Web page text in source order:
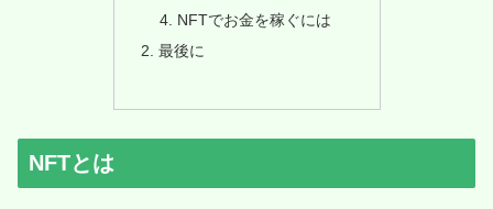
NFTでお金を稼ぐには
最後に
NFTとは